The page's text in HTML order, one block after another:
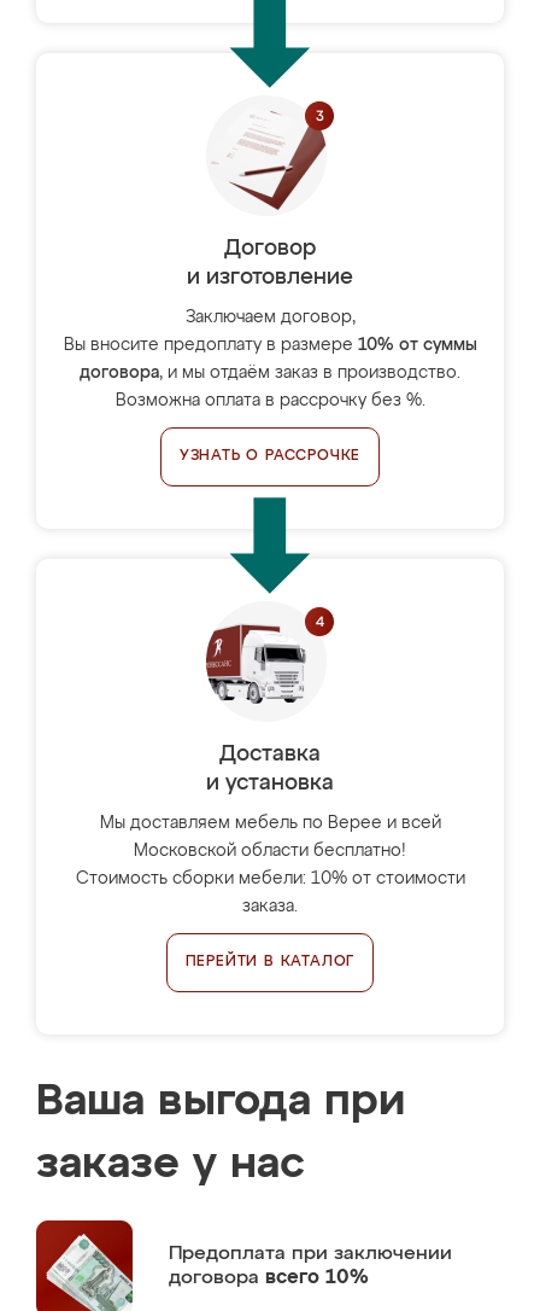
Договор
и изготовление
Заключаем договор,
Вы вносите предоплату в размере 10% от суммы
договора, и мы отдаём заказ в производство.
Возможна оплата в рассрочку без %.
УЗНАТЬ О РАССРОЧКЕ
Доставка
и установка
Мы доставляем мебель по Верее и всей
Московской области бесплатно!
Стоимость сборки мебели: 10% от стоимости
заказа.
ПЕРЕЙТИ В КАТАЛОГ
Ваша выгода при
заказе у нас
Предоплата при заключении
договора всего 10%